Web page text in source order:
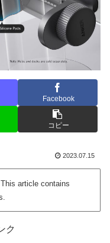
Facebook
コピー
2023.07.15
article contains
ク